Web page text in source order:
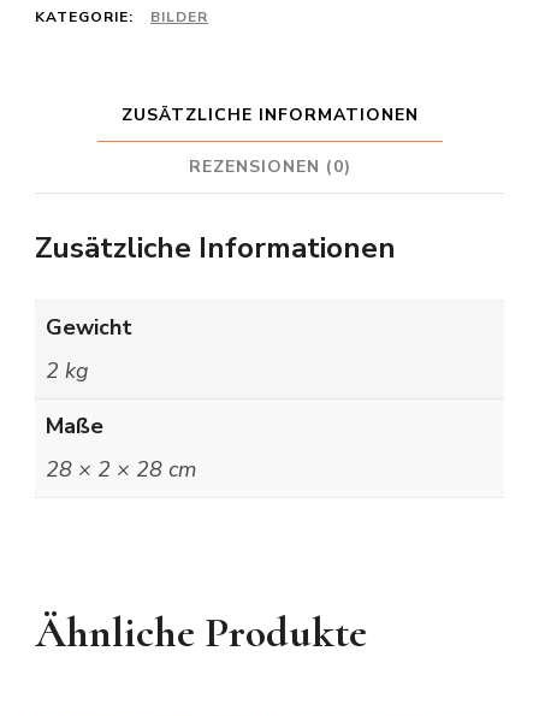
KATEGORIE: BILDER
ZUSÄTZLICHE INFORMATIONEN
REZENSIONEN (0)
Zusätzliche Informationen
Gewicht
2 kg
Maße
28 × 2 × 28 cm
Ähnliche Produkte